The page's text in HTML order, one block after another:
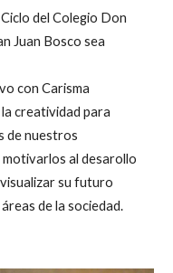
del Colegio Don
Juan Bosco sea
con Carisma
creatividad para
de nuestros
al desarollo
su futuro
de la sociedad.